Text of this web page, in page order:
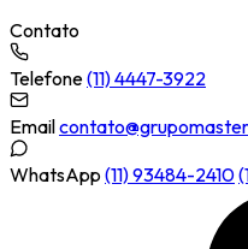
Contato
Telefone(11) 4447-3922
Email
WhatsApp (11) 93484-2410